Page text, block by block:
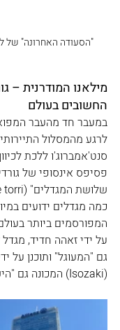
מילאנו המודרנית –
החשובים בעולם
במעבר חד מהעבר
לרגע מהמסלול
סנט'אמברוג'ו ללכת
פסיפס אינסופי של
כמה מגדלים ידועים
המפורסמים ביותר
גם "המעוגל" ותוכנן על
(Isozaki) המכונה גם "הישר" ותוכנן על ידי אראטה איסוזאקי.